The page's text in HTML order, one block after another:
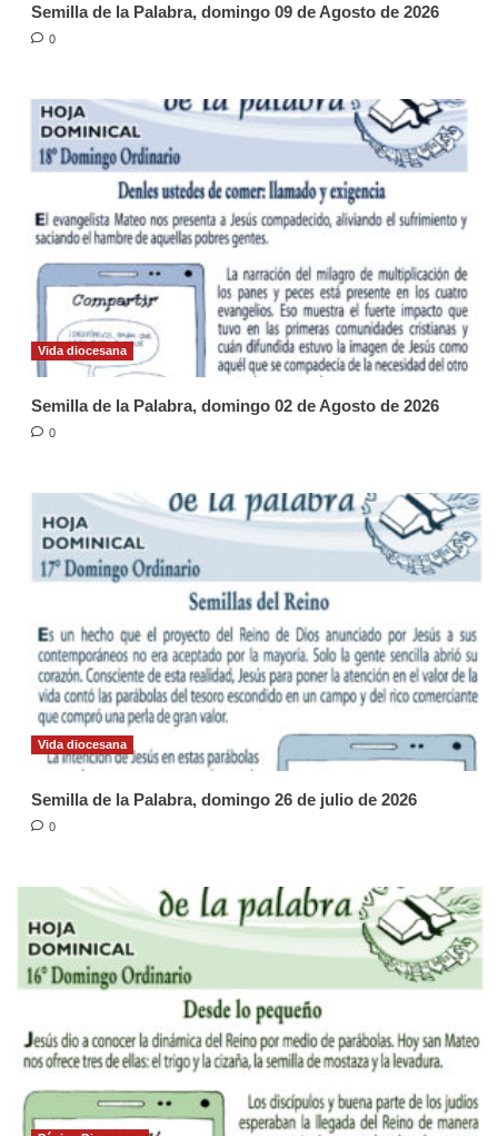
Semilla de la Palabra, domingo 09 de Agosto de 2026
0
Vida diocesana
Semilla de la Palabra, domingo 02 de Agosto de 2026
0
Vida diocesana
Semilla de la Palabra, domingo 26 de julio de 2026
0